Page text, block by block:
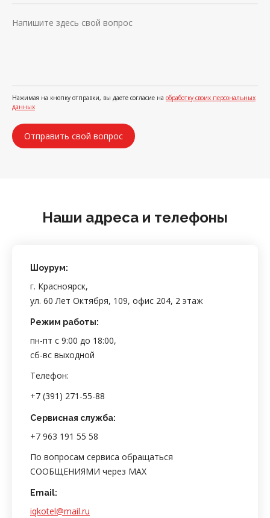
Нажимая на кнопку отправки, вы даете согласие на обработку своих персональных
данных
Наши адреса и телефоны
Шоурум:
г. Красноярск,
ул. 60 Лет Октября, 109, офис 204, 2 этаж
Режим работы:
пн-пт с 9:00 до 18:00,
сб-вс выходной
Телефон:
+7 (391) 271-55-88
Сервисная служба:
+7 963 191 55 58
По вопросам сервиса обращаться
СООБЩЕНИЯМИ через MAX
Email:
iqkotel@mail.ru